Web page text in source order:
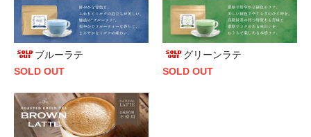
ブルーラテ
SOLD OUT
グリーンラテ
SOLD OUT